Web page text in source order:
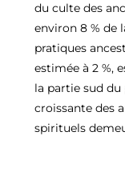
du culte des
environ 8 % de
pratiques
estimée à 2 %,
la partie sud du
croissante des
spirituels